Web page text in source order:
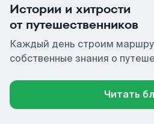
Истории и хитрости
от путешественников
Каждый день строим
собственные знания о
Читать